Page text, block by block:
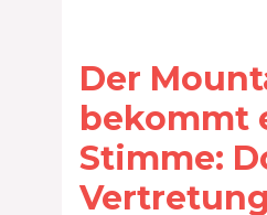
Der
bekommt
Stimme:
Sport
bekommt
eine
nationale
Stimme: